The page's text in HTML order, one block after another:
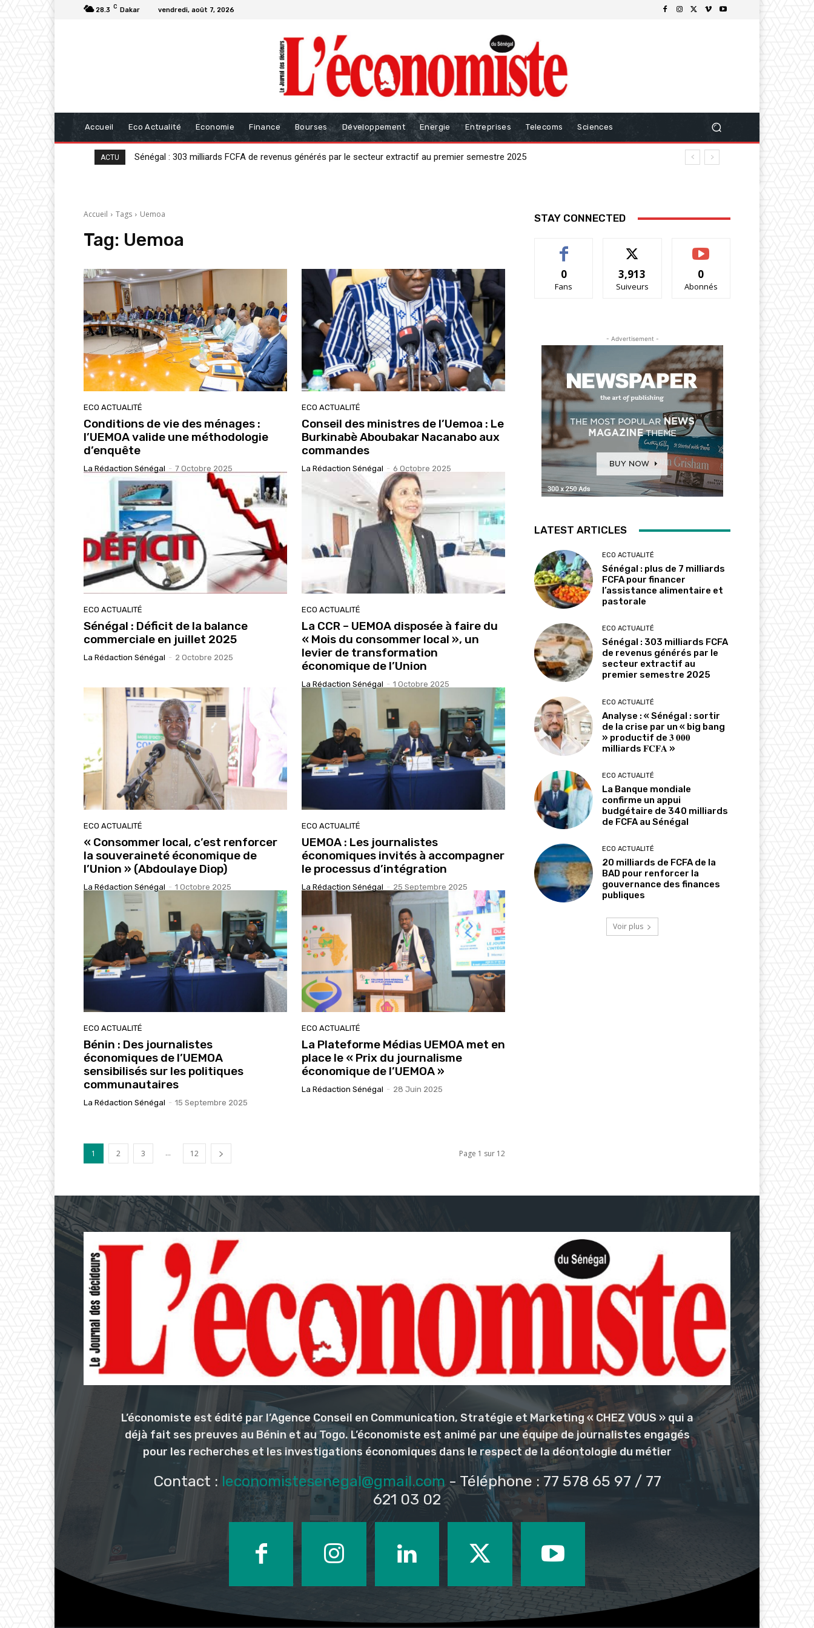
28.3 C Dakar vendredi, août 7, 2026
Accueil Eco Actualité Economie Finance Bourses Développement Energie Entreprises Telecoms Sciences
ACTU Sénégal : 303 milliards FCFA de revenus générés par le secteur extractif au premier semestre 2025
Analyse : « Sénégal : sortir de la crise par un « big bang » productif de 𝟑 𝟎𝟎𝟎 milliards 𝐅𝐂𝐅𝐀 »
Accueil Tags Uemoa
Tag: Uemoa
ECO ACTUALITÉ
Conditions de vie des ménages :
l’UEMOA valide une méthodologie
d’enquête
La Rédaction Sénégal - 7 Octobre 2025
ECO ACTUALITÉ
Conseil des ministres de l’Uemoa : Le
Burkinabè Aboubakar Nacanabo aux
commandes
La Rédaction Sénégal - 6 Octobre 2025
ECO ACTUALITÉ
Sénégal : Déficit de la balance
commerciale en juillet 2025
La Rédaction Sénégal - 2 Octobre 2025
ECO ACTUALITÉ
La CCR – UEMOA disposée à faire du
« Mois du consommer local », un
levier de transformation
économique de l’Union
La Rédaction Sénégal - 1 Octobre 2025
ECO ACTUALITÉ
« Consommer local, c’est renforcer
la souveraineté économique de
l’Union » (Abdoulaye Diop)
La Rédaction Sénégal - 1 Octobre 2025
ECO ACTUALITÉ
UEMOA : Les journalistes
économiques invités à accompagner
le processus d’intégration
La Rédaction Sénégal - 25 Septembre 2025
ECO ACTUALITÉ
Bénin : Des journalistes
économiques de l’UEMOA
sensibilisés sur les politiques
communautaires
La Rédaction Sénégal - 15 Septembre 2025
ECO ACTUALITÉ
La Plateforme Médias UEMOA met en
place le « Prix du journalisme
économique de l’UEMOA »
La Rédaction Sénégal - 28 Juin 2025
1 2 3 ... 12 Page 1 sur 12
STAY CONNECTED
0
Fans
3,913
Suiveurs
0
Abonnés
- Advertisement -
LATEST ARTICLES
ECO ACTUALITÉ
Sénégal : plus de 7 milliards
FCFA pour financer
l’assistance alimentaire et
pastorale
ECO ACTUALITÉ
Sénégal : 303 milliards FCFA
de revenus générés par le
secteur extractif au
premier semestre 2025
ECO ACTUALITÉ
Analyse : « Sénégal : sortir
de la crise par un « big bang
» productif de 𝟑 𝟎𝟎𝟎
milliards 𝐅𝐂𝐅𝐀 »
ECO ACTUALITÉ
La Banque mondiale
confirme un appui
budgétaire de 340 milliards
de FCFA au Sénégal
ECO ACTUALITÉ
20 milliards de FCFA de la
BAD pour renforcer la
gouvernance des finances
publiques
Voir plus
L’économiste est édité par l’Agence Conseil en Communication, Stratégie et Marketing « CHEZ VOUS » qui a
déjà fait ses preuves au Bénin et au Togo. L’économiste est animé par une équipe de journalistes engagés
pour les recherches et les investigations économiques dans le respect de la déontologie du métier
Contact : leconomistesenegal@gmail.com - Téléphone : 77 578 65 97 / 77
621 03 02